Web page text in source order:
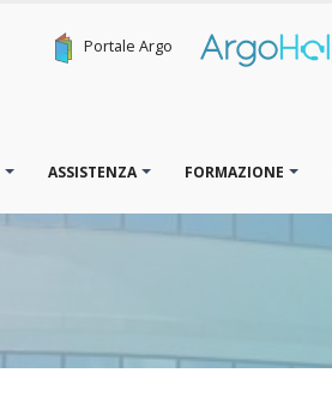
Portale Argo
ASSISTENZA FORMAZIONE